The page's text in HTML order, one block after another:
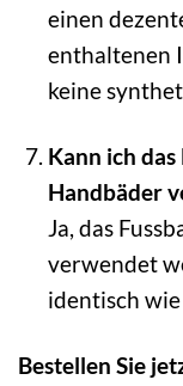
einen
enthaltenen
keine
Kann ich
Handbäder
Ja, das
verwendet
identisch
Bestellen Sie